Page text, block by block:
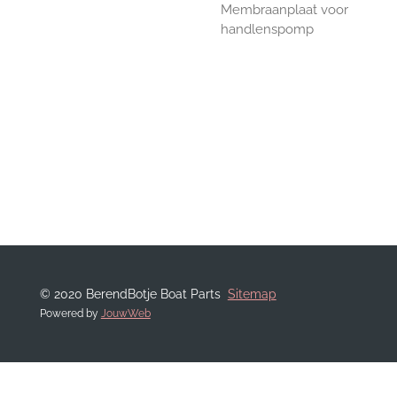
Membraanplaat voor
handlenspomp
© 2020 BerendBotje Boat Parts Sitemap
Powered by JouwWeb